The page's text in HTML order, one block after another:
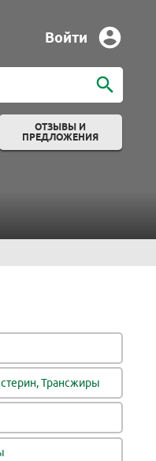
Войти
ОТЗЫВЫ И
ПРЕДЛОЖЕНИЯ
Трансжиры